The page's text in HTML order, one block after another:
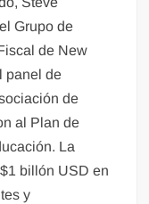
Grupo de
de New
panel de
de
al Plan de
La
billón USD en
y